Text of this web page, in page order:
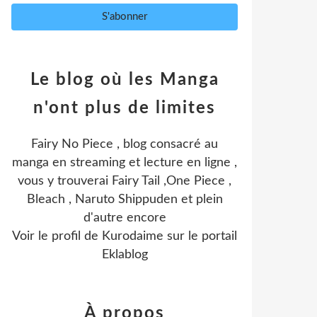
Le blog où les Manga
n'ont plus de limites
Fairy No Piece , blog consacré au
manga en streaming et lecture en ligne ,
vous y trouverai Fairy Tail ,One Piece ,
Bleach , Naruto Shippuden et plein
d'autre encore
Voir le profil de Kurodaime sur le portail
Eklablog
À propos